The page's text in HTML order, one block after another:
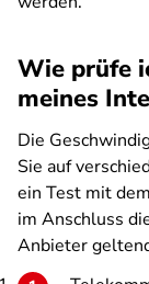
Wie prüfe
meines
Die
Sie auf
ein Test mit
im Anschluss
Anbieter